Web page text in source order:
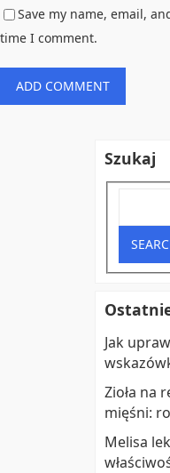
Save my name, email,
time I comment.
Szukaj
Jak
Zioła na
mięśni:
Melisa